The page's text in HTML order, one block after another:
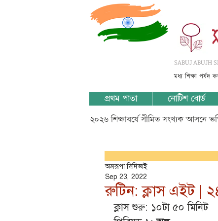
SABUJ
মধ্য শিক্ষা পর্ষদ
প্রথম পাতা নোটিশ বোর্ড
২০২৬ শিক্ষাবর্ষে সীমিত সংখ্যক আসনে
রুটিন: ক্লাস এইট |
অভ্ররূপা দিদিভাই
Sep 23, 2022
ক্লাস শুরু: ১০টা ৫০ মিনিট